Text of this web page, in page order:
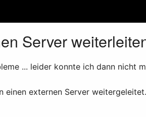
Server
... leider konnte ich dann nicht
einen externen Server weitergeleitet.